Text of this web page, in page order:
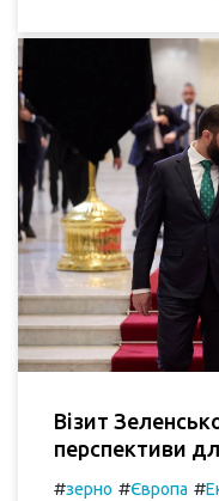
Візит
перспективи
#зерно #Європа #